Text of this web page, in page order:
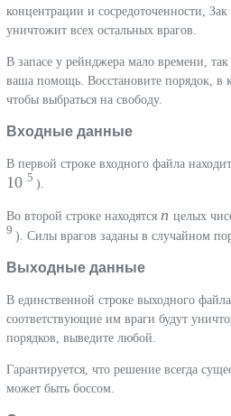
концентрации и сосредоточенности,
уничтожит всех остальных врагов.
В запасе у рейнджера мало времени,
ваша помощь. Восстановите порядок, в
чтобы выбраться на свободу.
Входные данные
В первой строке входного файла
10 5 ).
Во второй строке находятся n целых
9 ). Силы врагов заданы в случайном
Выходные данные
В единственной строке выходного
соответствующие им враги будут
порядков, выведите любой.
Гарантируется, что решение всегда
может быть боссом.